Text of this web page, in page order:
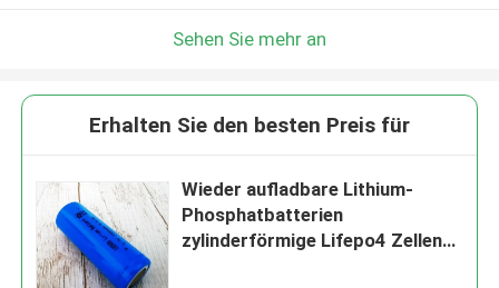
Sehen Sie mehr an
Erhalten Sie den besten Preis für
Wieder aufladbare Lithium-
Phosphatbatterien
zylinderförmige Lifepo4 Zellen